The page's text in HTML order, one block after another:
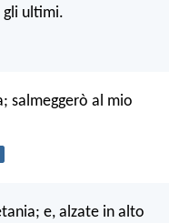
gli ultimi.
salmeggerò al mio
e, alzate in alto